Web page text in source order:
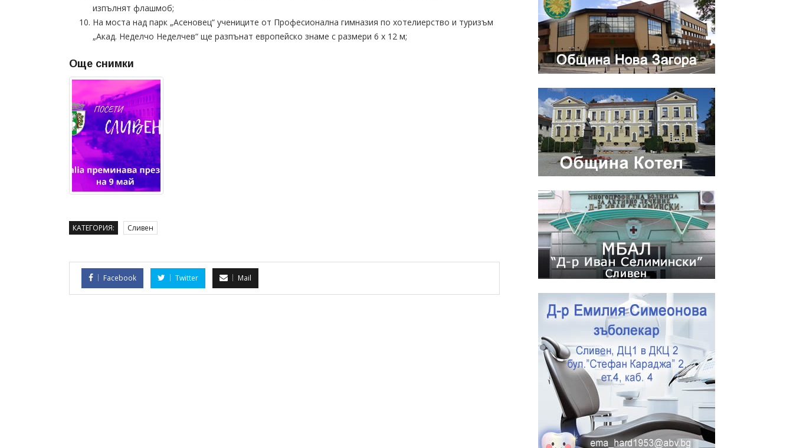
изпълнят флашмоб;
На моста над парк „Асеновец“ учениците от Професионална гимназия по хотелиерство и туризъм
„Акад. Неделчо Неделчев“ ще разпънат европейско знаме с размери 6 х 12 м;
Още снимки
КАТЕГОРИЯ: Сливен
Facebook Twitter Mail